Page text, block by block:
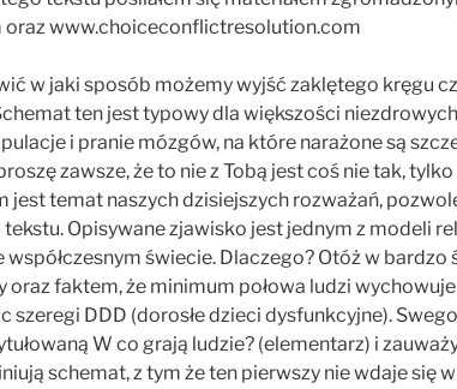
www.choiceconflictresolution.com
w jaki sposób możemy wyjść zaklętego kręgu
ten jest typowy dla większości
i pranie mózgów, na które narażone są
zawsze, że to nie z Tobą jest coś nie tak,
jest temat naszych dzisiejszych rozważań,
tekstu. Opisywane zjawisko jest jednym z modeli
świecie. Dlaczego? Otóż w bardzo
oraz faktem, że minimum połowa ludzi
szeregi DDD (dorosłe dzieci dysfunkcyjne). Swego
W co grają ludzie? (elementarz) i
schemat, z tym że ten pierwszy nie wdaje się